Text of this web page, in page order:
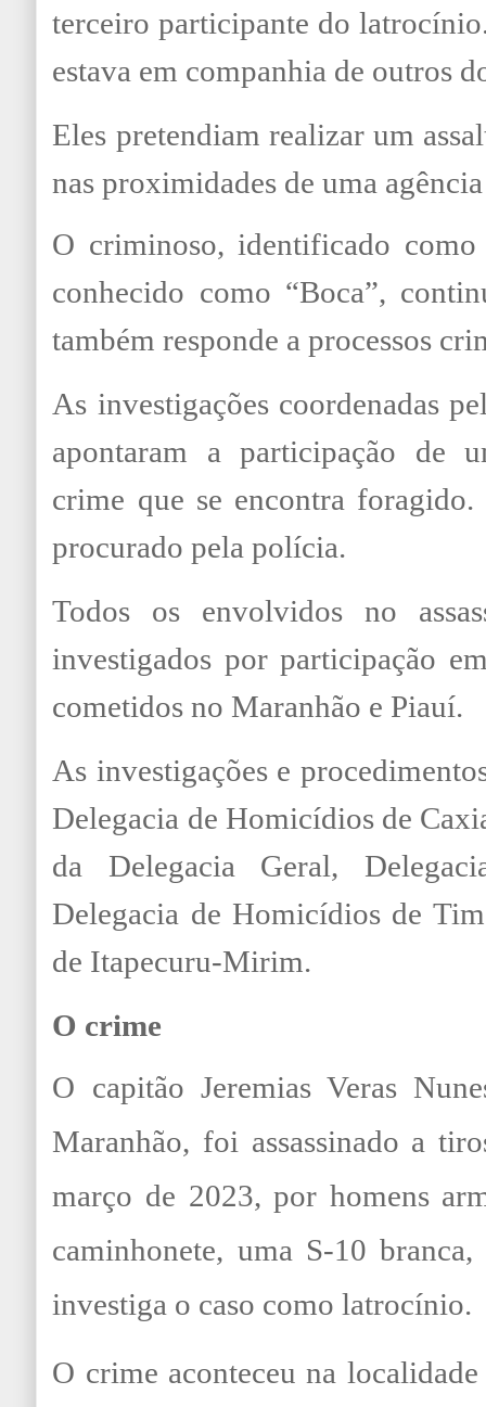
terceiro participante do
estava em companhia de outros
Eles pretendiam realizar um
nas proximidades de uma
O criminoso, identificado
conhecido como “Boca”,
também responde a processos
As investigações coordenadas
apontaram a participação de
crime que se encontra
procurado pela polícia.
Todos os envolvidos no
investigados por participação
cometidos no Maranhão e Piauí.
As investigações e
Delegacia de Homicídios de
da Delegacia Geral,
Delegacia de Homicídios de
de Itapecuru-Mirim.
O crime
O capitão Jeremias Veras
Maranhão, foi assassinado a
março de 2023, por homens
caminhonete, uma S-10
investiga o caso como latrocínio.
O crime aconteceu na localidade